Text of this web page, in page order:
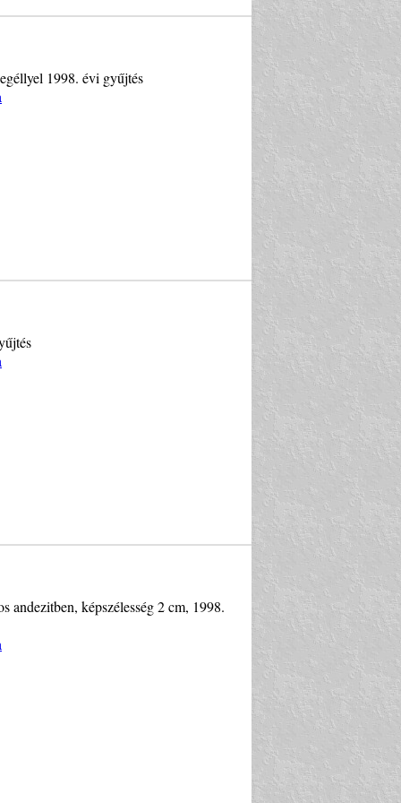
1998. évi gyűjtés
andezitben, képszélesség 2 cm, 1998.